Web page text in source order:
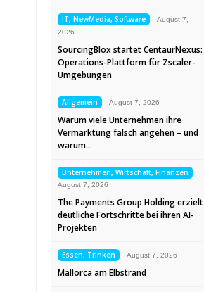
IT, NewMedia, Software
August 7,
2026
SourcingBlox startet CentaurNexus:
Operations-Plattform für Zscaler-
Umgebungen
Allgemein August 7, 2026
Warum viele Unternehmen ihre
Vermarktung falsch angehen – und
warum…
Unternehmen, Wirtschaft, Finanzen
August 7, 2026
The Payments Group Holding erzielt
deutliche Fortschritte bei ihren AI-
Projekten
Essen, Trinken August 7, 2026
Mallorca am Elbstrand